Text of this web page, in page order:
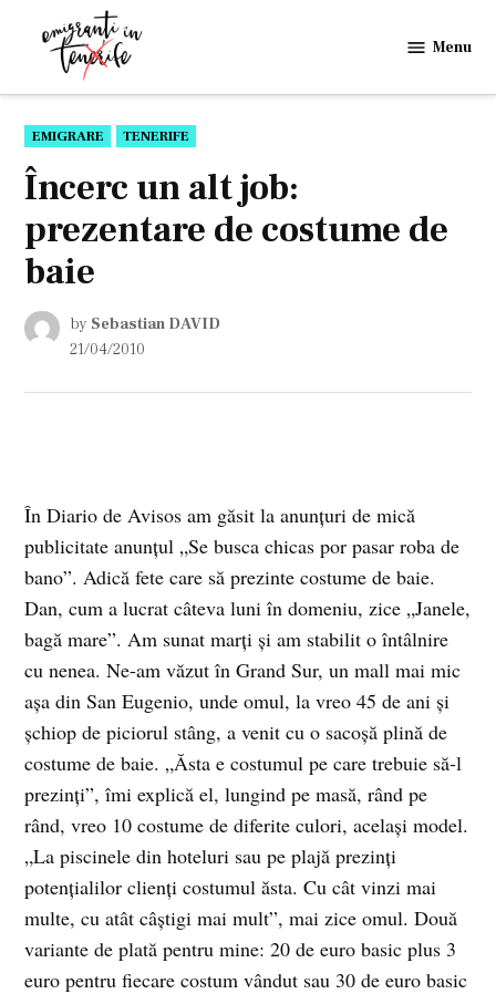
in
Menu
POSTED
IN
EMIGRARE TENERIFE
Încerc un alt job:
prezentare de costume de
baie
by Sebastian DAVID
21/04/2010
În Diario de Avisos am găsit la anunţuri de mică
publicitate anunţul „Se busca chicas por pasar roba de
bano”. Adică fete care să prezinte costume de baie.
Dan, cum a lucrat câteva luni în domeniu, zice „Janele,
bagă mare”. Am sunat marţi şi am stabilit o întâlnire
cu nenea. Ne-am văzut în Grand Sur, un mall mai mic
aşa din San Eugenio, unde omul, la vreo 45 de ani şi
şchiop de piciorul stâng, a venit cu o sacoşă plină de
costume de baie. „Ăsta e costumul pe care trebuie să-l
prezinţi”, îmi explică el, lungind pe masă, rând pe
rând, vreo 10 costume de diferite culori, acelaşi model.
„La piscinele din hoteluri sau pe plajă prezinţi
potenţialilor clienţi costumul ăsta. Cu cât vinzi mai
multe, cu atât câştigi mai mult”, mai zice omul. Două
variante de plată pentru mine: 20 de euro basic plus 3
euro pentru fiecare costum vândut sau 30 de euro basic